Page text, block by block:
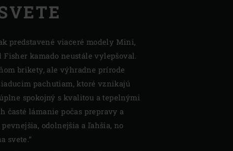
predstavené viaceré modely Mini,
kamado neustále vylepšoval.
brikety, ale výhradne prírode
pachutiam, ktoré vznikajú
spokojný s kvalitou a tepelnými
časté lámanie počas prepravy a
odolnejšia a ľahšia, no
svete.“